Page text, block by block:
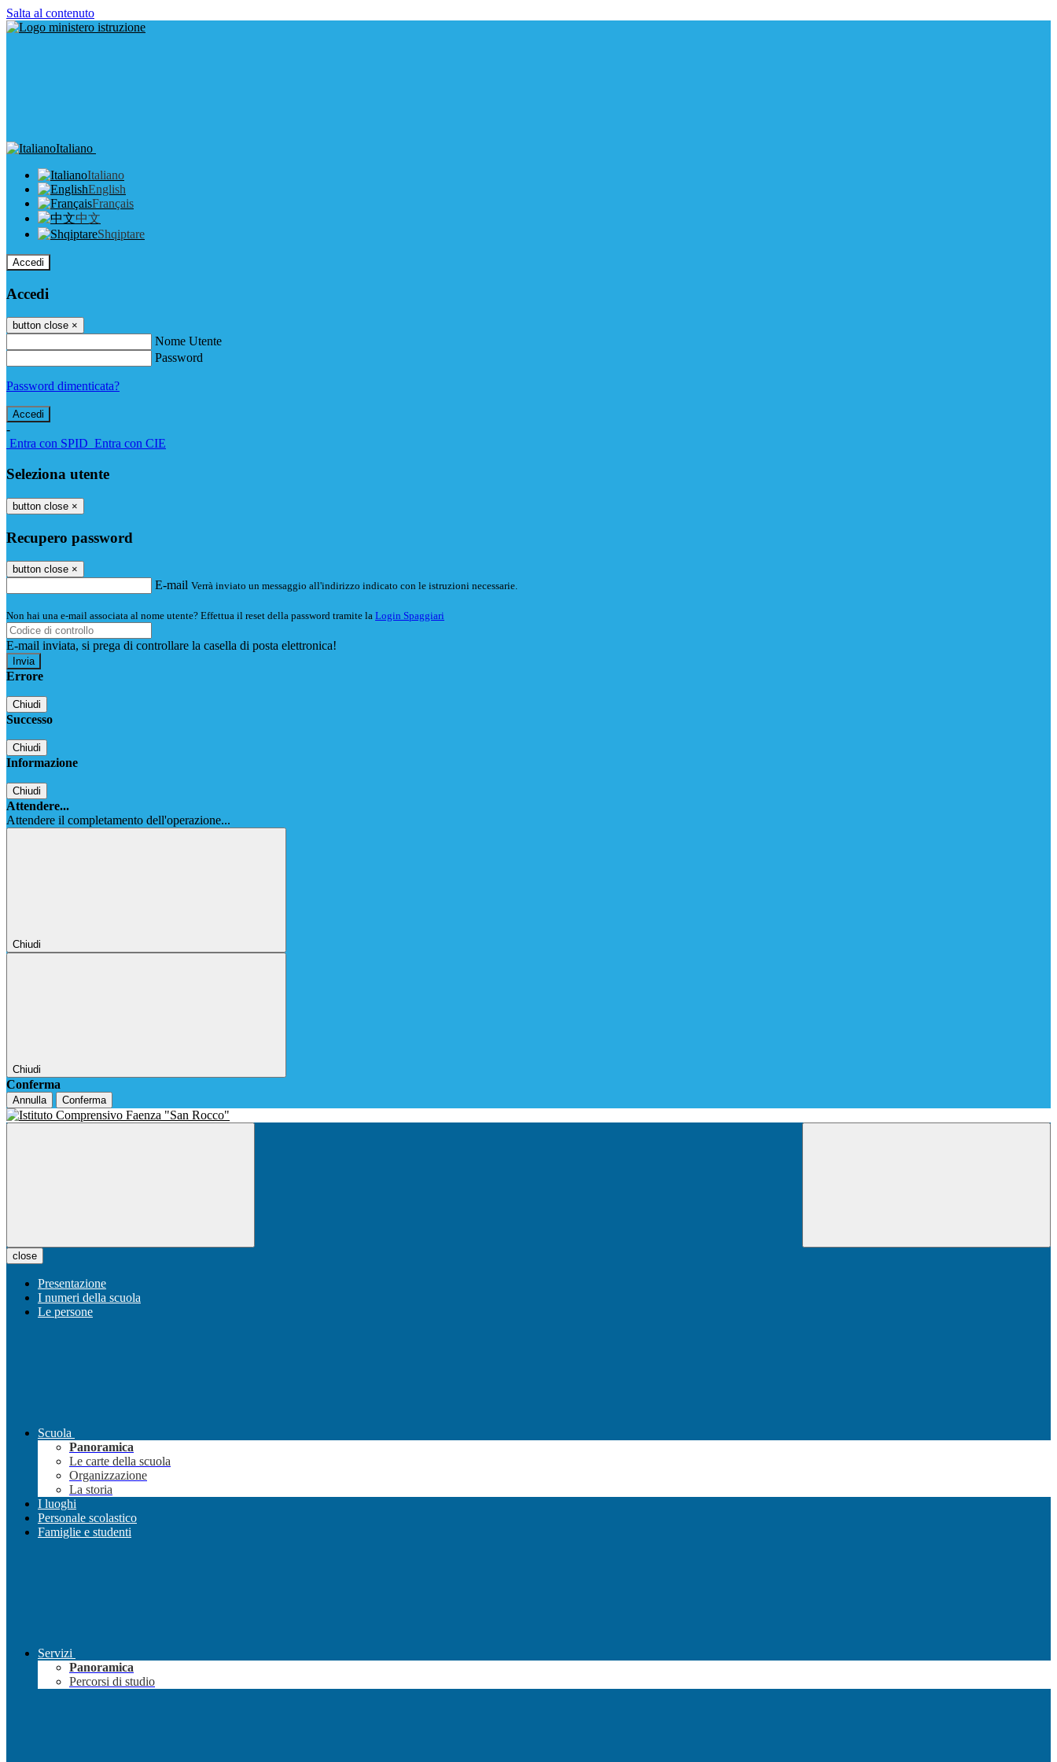
Salta al contenuto
Italiano
Italiano
English
Français
中文
Shqiptare
Accedi
Accedi
button close ×
Nome Utente
Password
Password dimenticata?
-
Entra con SPID Entra con CIE
Seleziona utente
button close ×
Recupero password
button close ×
E-mail Verrà inviato un messaggio all'indirizzo indicato con le istruzioni necessarie.
Non hai una e-mail associata al nome utente? Effettua il reset della password tramite la Login Spaggiari
E-mail inviata, si prega di controllare la casella di posta elettronica!
Errore
Chiudi
Successo
Chiudi
Informazione
Chiudi
Attendere...
Attendere il completamento dell'operazione...
Chiudi
Chiudi
Conferma
Annulla Conferma
close
Presentazione
I numeri della scuola
Le persone
Scuola
Panoramica
Le carte della scuola
Organizzazione
La storia
I luoghi
Personale scolastico
Famiglie e studenti
Servizi
Panoramica
Percorsi di studio